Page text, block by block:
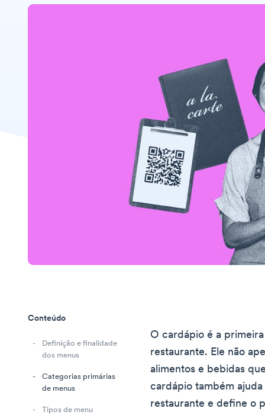
Conteúdo
Definição e finalidade
dos menus
Categorias primárias
de menus
Tipos de menu
O cardápio é a
restaurante. Ele não
alimentos e bebidas
cardápio também
restaurante e define o